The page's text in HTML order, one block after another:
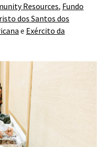
Resources, Fundo
dos Santos dos
e Exército da